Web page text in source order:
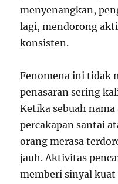
menyenangkan,
lagi, mendorong
konsisten.
Fenomena ini tidak
penasaran sering
Ketika sebuah
percakapan santai
orang merasa
jauh. Aktivitas
memberi sinyal